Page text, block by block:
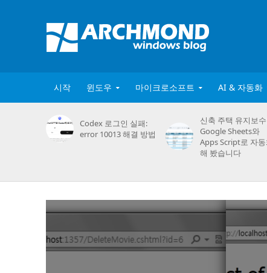
시작 윈도우 마이크로소프트 AI & 자동화
Codex 로그인 실패:
error 10013 해결 방법
신축 주택 유지보
Google Sheets와
Apps Script로 자
해 봤습니다